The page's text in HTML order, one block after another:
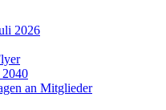
2026
2040
an Mitglieder